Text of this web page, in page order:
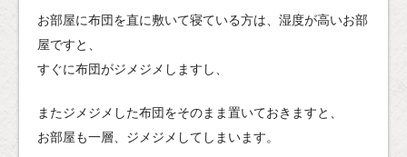
お部屋に布団を直に敷いて寝ている方は、湿度が高いお部
屋ですと、
すぐに布団がジメジメしますし、
またジメジメした布団をそのまま置いておきますと、
お部屋も一層、ジメジメしてしまいます。